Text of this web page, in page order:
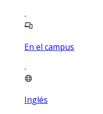
En el campus
Inglés